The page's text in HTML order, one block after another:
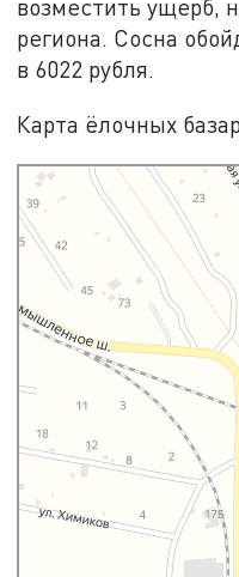
возместить ущерб,
региона. Сосна
в 6022 рубля.
Карта ёлочных
Яндекс Карты
Яндекс Карты — транспорт,